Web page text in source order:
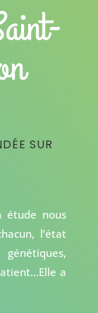
SUR
étude nous
l’état
a